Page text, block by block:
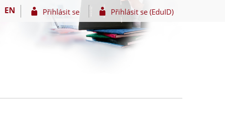
EN Přihlásit se Přihlásit se (EduID)